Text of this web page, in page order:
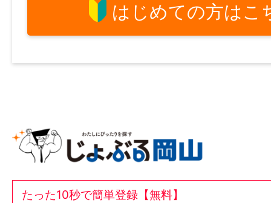
はじめての方はこ
たった10秒で簡単登録【無料】